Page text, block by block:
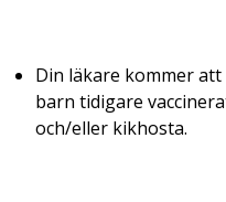
Din läkare kommer
barn tidigare
och/eller kikhosta.